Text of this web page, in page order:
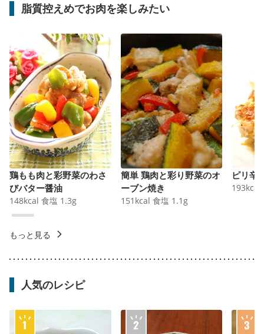
脂質控えめでお肉を楽しみたい
鶏もも肉と彩野菜のわさ
びバター醤油
148kcal 食塩 1.3g
簡単 鶏肉と彩り野菜のオ
ーブン焼き
151 kcal 食塩 1.1 g
ピリ辛
193kcal
もっと見る
人気のレシピ